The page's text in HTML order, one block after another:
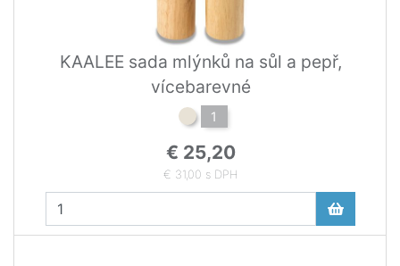
KAALEE sada mlýnků na sůl a pepř,
vícebarevné
1
€ 25,20
€ 31,00 s DPH